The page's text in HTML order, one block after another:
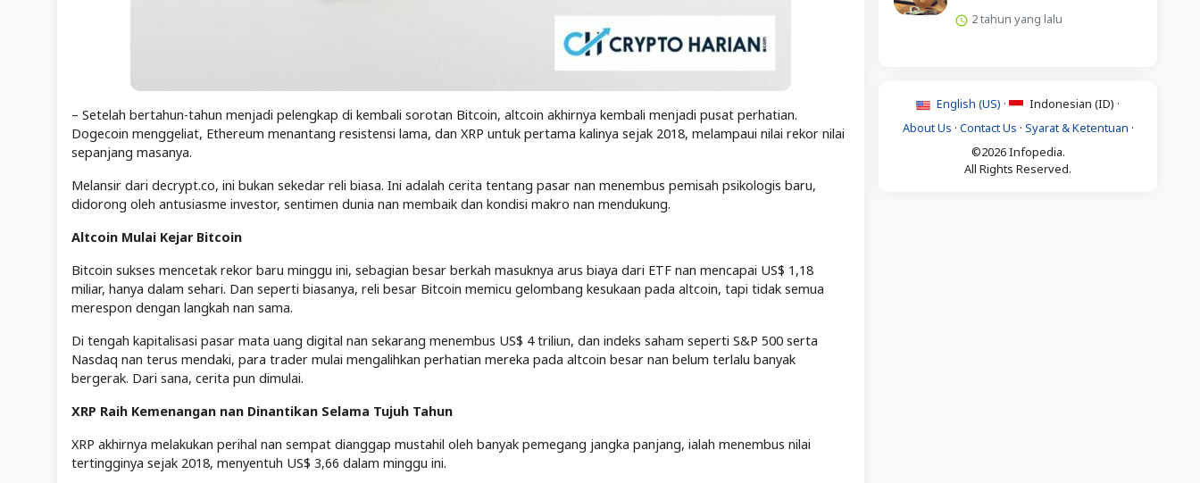
– Setelah bertahun-tahun menjadi pelengkap di kembali sorotan Bitcoin, altcoin akhirnya kembali menjadi pusat perhatian.
Dogecoin menggeliat, Ethereum menantang resistensi lama, dan XRP untuk pertama kalinya sejak 2018, melampaui nilai rekor nilai
sepanjang masanya.
Melansir dari decrypt.co, ini bukan sekedar reli biasa. Ini adalah cerita tentang pasar nan menembus pemisah psikologis baru,
didorong oleh antusiasme investor, sentimen dunia nan membaik dan kondisi makro nan mendukung.
Altcoin Mulai Kejar Bitcoin
Bitcoin sukses mencetak rekor baru minggu ini, sebagian besar berkah masuknya arus biaya dari ETF nan mencapai US$ 1,18
miliar, hanya dalam sehari. Dan seperti biasanya, reli besar Bitcoin memicu gelombang kesukaan pada altcoin, tapi tidak semua
merespon dengan langkah nan sama.
Di tengah kapitalisasi pasar mata uang digital nan sekarang menembus US$ 4 triliun, dan indeks saham seperti S&P 500 serta
Nasdaq nan terus mendaki, para trader mulai mengalihkan perhatian mereka pada altcoin besar nan belum terlalu banyak
bergerak. Dari sana, cerita pun dimulai.
XRP Raih Kemenangan nan Dinantikan Selama Tujuh Tahun
XRP akhirnya melakukan perihal nan sempat dianggap mustahil oleh banyak pemegang jangka panjang, ialah menembus nilai
tertingginya sejak 2018, menyentuh US$ 3,66 dalam minggu ini.
2 tahun yang lalu
English (US) ·
Indonesian (ID) ·
About Us · Contact Us · Syarat & Ketentuan ·
©2026 Infopedia.
All Rights Reserved.